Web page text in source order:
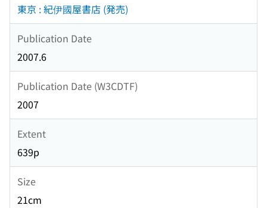
東京 : 紀伊國屋書店 (発売)
Publication Date
2007.6
Publication Date (W3CDTF)
2007
Extent
639p
Size
21cm